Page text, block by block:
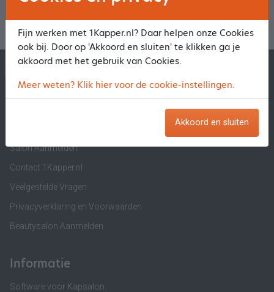
1Kapper.nl 1BeautyAfspraak.nl
Salon Aanmelden
Contact 1Kapper.nl
Veelgestelde Vragen
Privacyverklaring en Voorwaarden
Beautysalon Aanmelden
Informatie
Software voor Kapsalon
Fijn werken met 1Kapper.nl? Daar helpen onze Cookies
ook bij. Door op 'Akkoord en sluiten' te klikken ga je
akkoord met het gebruik van Cookies.
Meer weten? Klik hier voor de cookie-instellingen.
Akkoord en sluiten